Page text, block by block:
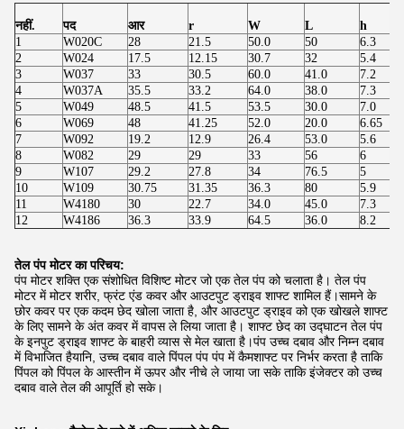
नहीं. पद आर r W L
h
1
W020C 28 21.5 50.0 50
6.3
2
W024 17.5 12.15 30.7 32
5.4
3
W037 33 30.5 60.0 41.0
7.2
4
W037A 35.5 33.2 64.0 38.0
7.3
5
W049 48.5 41.5 53.5 30.0
7.0
6
W069 48 41.25 52.0 20.0
6.65
7
W092 19.2 12.9 26.4 53.0
5.6
8
W082 29 29 33 56
6
9
W107 29.2 27.8 34 76.5
5
10
W109 30.75 31.35 36.3 80
5.9
11
W4180 30 22.7 34.0 45.0
7.3
12
W4186 36.3 33.9 64.5 36.0 8.2
तेल पंप मोटर का परिचय:
पंप मोटर शक्ति एक संशोधित विशिष्ट मोटर जो एक तेल पंप को चलाता है। तेल पंप
मोटर में मोटर शरीर, फ्रंट एंड कवर और आउटपुट ड्राइव शाफ्ट शामिल हैं।सामने के
छोर कवर पर एक कदम छेद खोला जाता है, और आउटपुट ड्राइव को एक खोखले शाफ्ट
के लिए सामने के अंत कवर में वापस ले लिया जाता है। शाफ्ट छेद का उद्घाटन तेल पंप
के इनपुट ड्राइव शाफ्ट के बाहरी व्यास से मेल खाता है।पंप उच्च दबाव और निम्न दबाव
में विभाजित हैयानि, उच्च दबाव वाले पिंपल पंप पंप में कैमशाफ्ट पर निर्भर करता है ताकि
पिंपल को पिंपल के आस्तीन में ऊपर और नीचे ले जाया जा सके ताकि इंजेक्टर को उच्च
दबाव वाले तेल की आपूर्ति हो सके।